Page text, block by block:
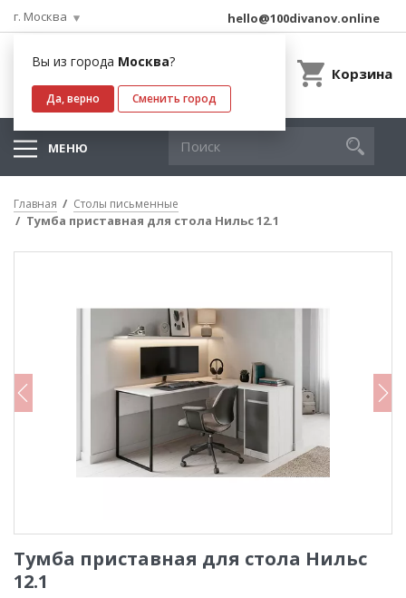
г. Москва
Вы из города Москва?
Да, верно Сменить город
hello@100divanov.online
Корзина
МЕНЮ
Главная Столы письменные
Тумба приставная для стола Нильс 12.1
Тумба приставная для стола Нильс
12.1